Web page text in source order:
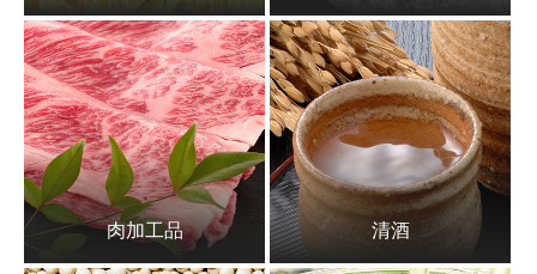
肉加工品 清酒